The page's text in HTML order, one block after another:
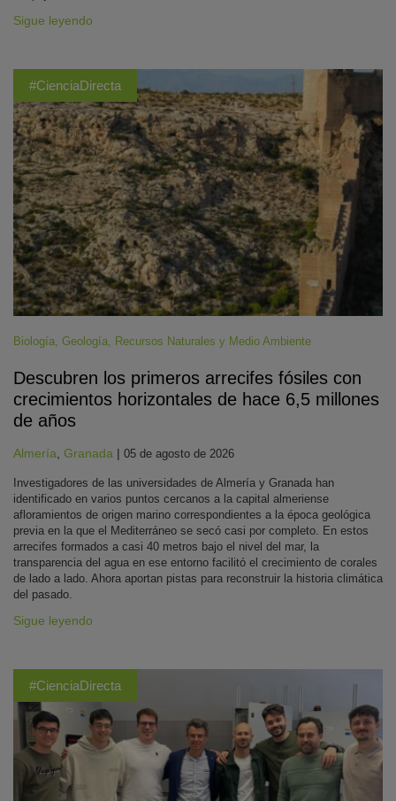
Sigue leyendo
#CienciaDirecta
Biología, Geología, Recursos Naturales y Medio Ambiente
Descubren los primeros arrecifes fósiles con
crecimientos horizontales de hace 6,5 millones
de años
Almería Granada | 05 de agosto de 2026
Investigadores de las universidades de Almería y Granada han
identificado en varios puntos cercanos a la capital almeriense
afloramientos de origen marino correspondientes a la época geológica
previa en la que el Mediterráneo se secó casi por completo. En estos
arrecifes formados a casi 40 metros bajo el nivel del mar, la
transparencia del agua en ese entorno facilitó el crecimiento de corales
de lado a lado. Ahora aportan pistas para reconstruir la historia climática
del pasado.
Sigue leyendo
#CienciaDirecta